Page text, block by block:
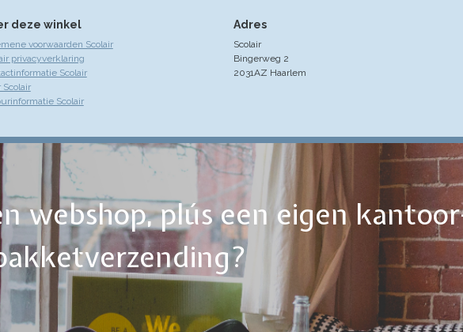
deze winkel
voorwaarden Scolair
privacyverklaring
Scolair
Scolair
Scolair
Adres
Scolair
Bingerweg 2
2031AZ Haarlem
webshop, plús een eigen